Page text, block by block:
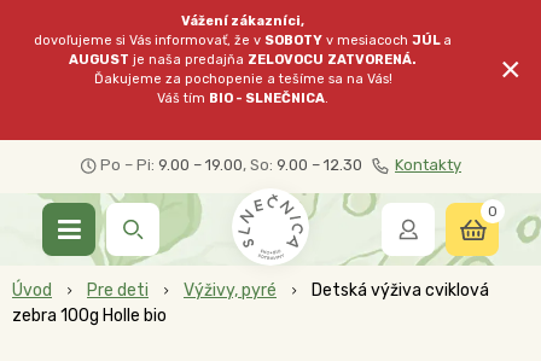
Vážení zákazníci,
dovoľujeme si Vás informovať, že v SOBOTY v mesiacochJÚL a
AUGUST je naša predajňa ZELOVOCU ZATVORENÁ.
Ďakujeme za pochopenie a tešíme sa na Vás!
Váš tím BIO - SLNEČNICA.
×
Po – Pi: 9.00 – 19.00, So: 9.00 – 12.30 Kontakty
0
Úvod Pre deti Výživy, pyré
Detská výživa cviklová
zebra 100g Holle bio